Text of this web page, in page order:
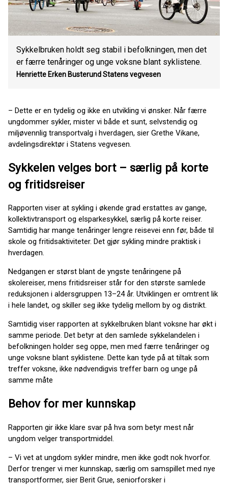
Sykkelbruken holdt seg stabil i befolkningen, men det
er færre tenåringer og unge voksne blant syklistene.
Henriette Erken BusterundStatens vegvesen
– Dette er en tydelig og ikke en utvikling vi ønsker. Når færre
ungdommer sykler, mister vi både et sunt, selvstendig og
miljøvennlig transportvalg i hverdagen, sier Grethe Vikane,
avdelingsdirektør i Statens vegvesen.
Sykkelen velges bort – særlig på korte
og fritidsreiser
Rapporten viser at sykling i økende grad erstattes av gange,
kollektivtransport og elsparkesykkel, særlig på korte reiser.
Samtidig har mange tenåringer lengre reisevei enn før, både til
skole og fritidsaktiviteter. Det gjør sykling mindre praktisk i
hverdagen.
Nedgangen er størst blant de yngste tenåringene på
skolereiser, mens fritidsreiser står for den største samlede
reduksjonen i aldersgruppen 13–24 år. Utviklingen er omtrent lik
i hele landet, og skiller seg ikke tydelig mellom by og distrikt.
Samtidig viser rapporten at sykkelbruken blant voksne har økt i
samme periode. Det betyr at den samlede sykkelandelen i
befolkningen holder seg oppe, men med færre tenåringer og
unge voksne blant syklistene. Dette kan tyde på at tiltak som
treffer voksne, ikke nødvendigvis treffer barn og unge på
samme måte
Behov for mer kunnskap
Rapporten gir ikke klare svar på hva som betyr mest når
ungdom velger transportmiddel.
– Vi vet at ungdom sykler mindre, men ikke godt nok hvorfor.
Derfor trenger vi mer kunnskap, særlig om samspillet med nye
transportformer, sier Berit Grue, seniorforsker i